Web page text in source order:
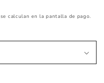
se calculan en la pantalla de pago.